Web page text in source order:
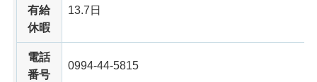
有給
休暇
13.7日
電話
番号
0994-44-5815